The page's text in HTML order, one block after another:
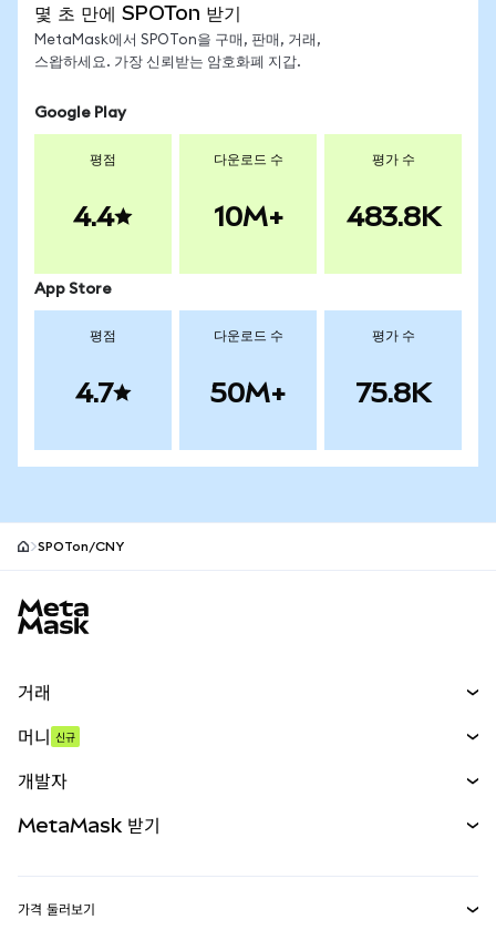
몇 초 만에 SPOTon 받기
MetaMask에서 SPOTon을 구매, 판매, 거래,
스왑하세요. 가장 신뢰받는 암호화폐 지갑.
Google Play
평점
4.4
다운로드 수
10M+
평가 수
483.8K
App Store
평점
4.7
다운로드 수
50M+
평가 수
75.8K
SPOTon/CNY
거래
무기한 선물
실물자산
머니 신규
개발자
MetaMask 받기
가격 둘러보기